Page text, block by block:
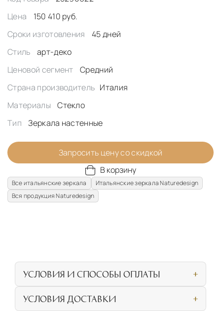
Цена
150 410 руб.
Сроки изготовления
45 дней
Стиль
арт-деко
Ценовой сегмент
Средний
Страна производитель Италия
Материалы
Стекло
Тип
Зеркала настенные
Запросить цену со скидкой
В корзину
Все итальянские зеркала
Итальянские зеркала Naturedesign
Вся продукция Naturedesign
УСЛОВИЯ И СПОСОБЫ ОПЛАТЫ
личном посещении нашего салона
УСЛОВИЯ ДОСТАВКИ